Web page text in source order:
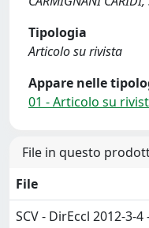
Tipologia
Articolo su rivista
Appare nelle
01 - Articolo su
File in questo
File
SCV - DirEccl 2012-3-